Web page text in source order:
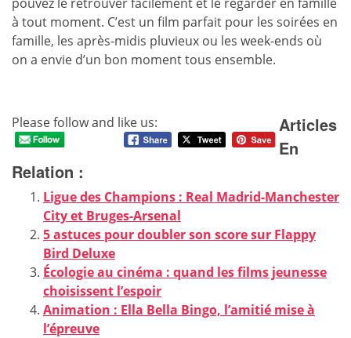
à tout moment. C’est un film parfait pour les soirées en
famille, les après-midis pluvieux ou les week-ends où
on a envie d’un bon moment tous ensemble.
Please follow and like us:
Articles
En
Relation :
Ligue des Champions : Real Madrid-Manchester
City et Bruges-Arsenal
5 astuces pour doubler son score sur Flappy
Bird Deluxe
Écologie au cinéma : quand les films jeunesse
choisissent l’espoir
Animation : Ella Bella Bingo, l’amitié mise à
l’épreuve